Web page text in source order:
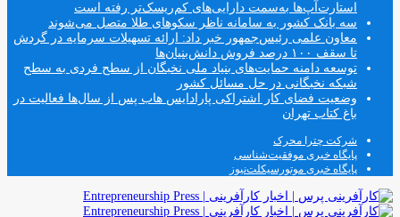
استارت‌آپ‌ها به‌سمت دارایی‌های کم‌ریسک‌تر رفته است
سه بانک کشور به سامانه ناظر سکوهای طلا متصل می‌شوند
معاون علمی رئیس‌جمهور خبر داد: ارائه تسهیلات سرمایه در گردش
تا سقف ۱۰۰ درصد فروش دانش‌بنیان‌ها
توسعه دامنه حمایت‌های بنیاد ملی نخبگان از سطح فردی به سطح
شبکه نخبگانی در حل مسائل کشور
وضعیت فضای کار اشتراکی پارادایس هاب پس از سال‌ها فعالیت در
باغ کتاب تهران
شرکت چترا محرک
پایگاه خبری موفقیت‌شناسی
پایگاه خبری موتورسیکلت‌نیوز